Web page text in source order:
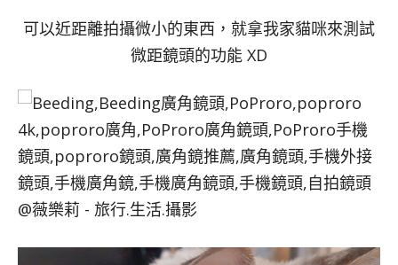
可以近距離拍攝微小的東西，就拿我家貓咪來測試
微距鏡頭的功能 XD